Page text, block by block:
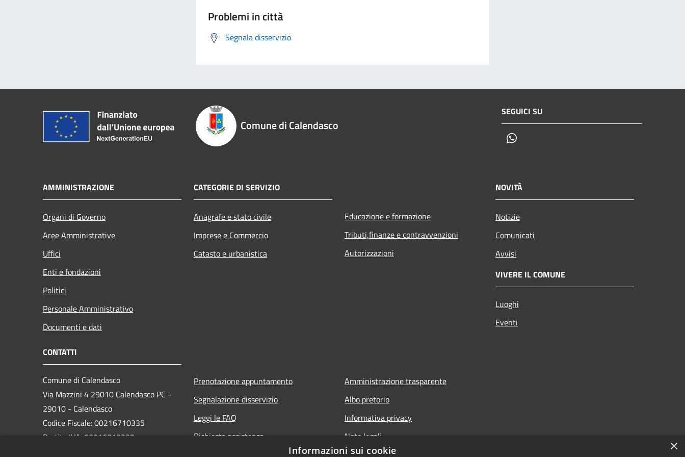
Problemi in città
Segnala disservizio
Comune di Calendasco
SEGUICI SU
AMMINISTRAZIONE
Organi di Governo
Aree Amministrative
Uffici
Enti e fondazioni
Politici
Personale Amministrativo
Documenti e dati
CATEGORIE DI SERVIZIO
Anagrafe e stato civile
Imprese e Commercio
Catasto e urbanistica
Educazione e formazione
Tributi,finanze e contravvenzioni
Autorizzazioni
NOVITÀ
Notizie
Comunicati
Avvisi
VIVERE IL COMUNE
Luoghi
Eventi
CONTATTI
Comune di Calendasco
Via Mazzini 4 29010 Calendasco PC -
29010 - Calendasco
Codice Fiscale: 00216710335
Partita IVA: 00216710335
Prenotazione appuntamento
Segnalazione disservizio
Leggi le FAQ
Richiesta assistenza
Amministrazione trasparente
Albo pretorio
Informativa privacy
Note legali
Dichiarazione di accessibilità
×
Informazioni sui cookie